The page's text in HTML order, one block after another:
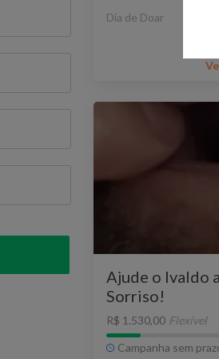
Dia de Doar
Ajude o Ivaldo
Sorriso!
R$ 1.530,00 Flexível
Campanha sem